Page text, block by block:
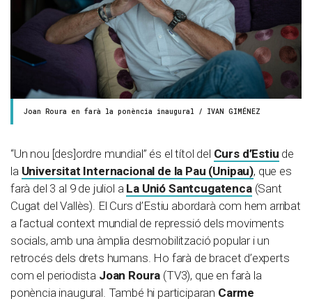
Joan Roura en farà la ponència inaugural / IVAN GIMÉNEZ
“Un nou [des]ordre mundial” és el títol del Curs d’Estiu de
la Universitat Internacional de la Pau (Unipau), que es
farà del 3 al 9 de juliol a La Unió Santcugatenca(Sant
Cugat del Vallès). El Curs d’Estiu abordarà com hem arribat
a l’actual context mundial de repressió dels moviments
socials, amb una àmplia desmobilització popular i un
retrocés dels drets humans. Ho farà de bracet d’experts
com el periodista Joan Roura (TV3), que en farà la
ponència inaugural. També hi participaran Carme